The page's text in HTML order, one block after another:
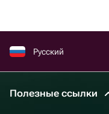
Русский
Полезные ссылки